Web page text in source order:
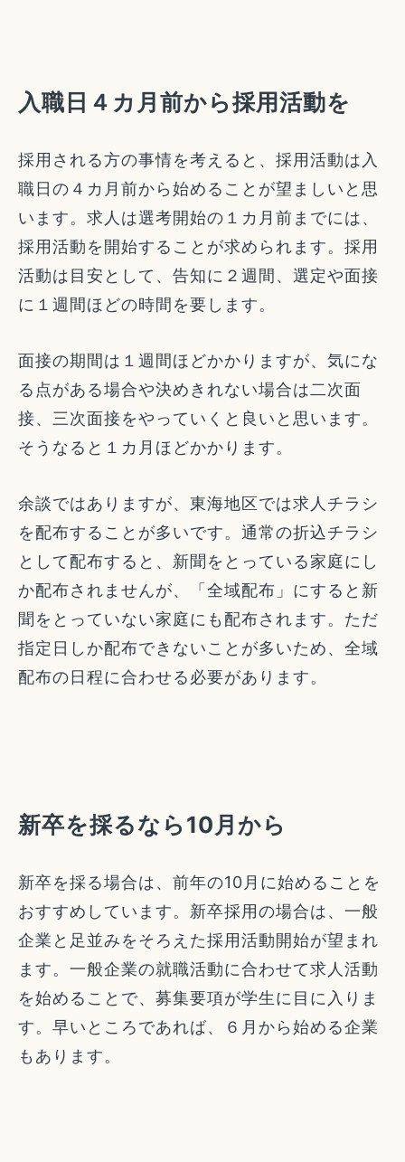
入職日４カ月前から採用活動を
採用される方の事情を考えると、採用活動は入
職日の４カ月前から始めることが望ましいと思
います。求人は選考開始の１カ月前までには、
採用活動を開始することが求められます。採用
活動は目安として、告知に２週間、選定や面接
に１週間ほどの時間を要します。
面接の期間は１週間ほどかかりますが、気にな
る点がある場合や決めきれない場合は二次面
接、三次面接をやっていくと良いと思います。
そうなると１カ月ほどかかります。
余談ではありますが、東海地区では求人チラシ
を配布することが多いです。通常の折込チラシ
として配布すると、新聞をとっている家庭にし
か配布されませんが、「全域配布」にすると新
聞をとっていない家庭にも配布されます。ただ
指定日しか配布できないことが多いため、全域
配布の日程に合わせる必要があります。
新卒を採るなら10月から
新卒を採る場合は、前年の10月に始めることを
おすすめしています。新卒採用の場合は、一般
企業と足並みをそろえた採用活動開始が望まれ
ます。一般企業の就職活動に合わせて求人活動
を始めることで、募集要項が学生に目に入りま
す。早いところであれば、６月から始める企業
もあります。